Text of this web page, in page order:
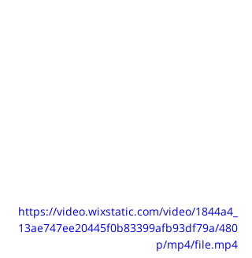
https://video.wixstatic.com/video/1844a4_
13ae747ee20445f0b83399afb93df79a/480
p/mp4/file.mp4